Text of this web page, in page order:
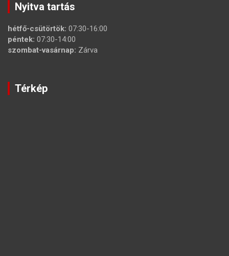
Nyitva tartás
hétfő-csütörtök: 07:30-16:00
péntek: 07:30-14:00
szombat-vasárnap: Zárva
Térkép